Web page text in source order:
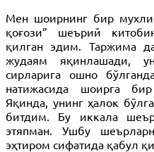
Мен шоирнинг бир
қоғози” шеърий
қилган эдим. Таржима
жудаям яқинлашади,
сирларига ошно
натижасида шоирга
Яқинда, унинг ҳалок
битдим. Бу иккала
этяпман. Ушбу
эҳтиром сифатида қабул